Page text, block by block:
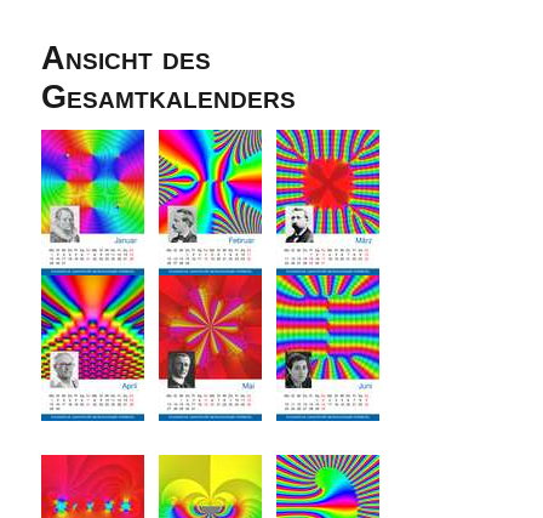
Ansicht des
Gesamtkalenders